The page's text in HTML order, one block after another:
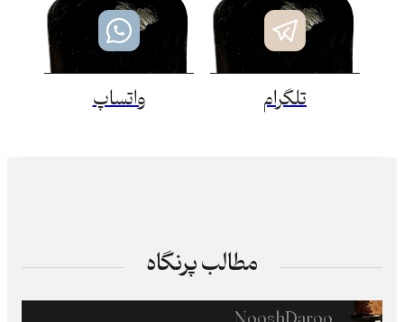
تلگرام واتساپ
مطالب پرنگاه